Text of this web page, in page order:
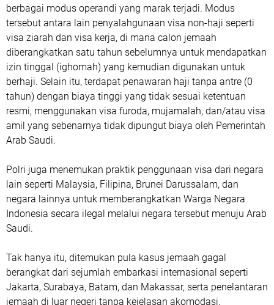
berbagai modus operandi yang marak terjadi. Modus
tersebut antara lain penyalahgunaan visa non-haji seperti
visa ziarah dan visa kerja, di mana calon jemaah
diberangkatkan satu tahun sebelumnya untuk mendapatkan
izin tinggal (ighomah) yang kemudian digunakan untuk
berhaji. Selain itu, terdapat penawaran haji tanpa antre (0
tahun) dengan biaya tinggi yang tidak sesuai ketentuan
resmi, menggunakan visa furoda, mujamalah, dan/atau visa
amil yang sebenarnya tidak dipungut biaya oleh Pemerintah
Arab Saudi.
Polri juga menemukan praktik penggunaan visa dari negara
lain seperti Malaysia, Filipina, Brunei Darussalam, dan
negara lainnya untuk memberangkatkan Warga Negara
Indonesia secara ilegal melalui negara tersebut menuju Arab
Saudi.
Tak hanya itu, ditemukan pula kasus jemaah gagal
berangkat dari sejumlah embarkasi internasional seperti
Jakarta, Surabaya, Batam, dan Makassar, serta penelantaran
jemaah di luar negeri tanpa kejelasan akomodasi,